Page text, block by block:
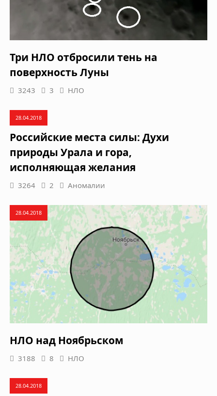
Три НЛО отбросили тень на
поверхность Луны
3243 3 НЛО
28.04.2018
Российские места силы: Духи
природы Урала и гора,
исполняющая желания
3264 2 Аномалии
28.04.2018
НЛО над Ноябрьском
3188 8 НЛО
28.04.2018